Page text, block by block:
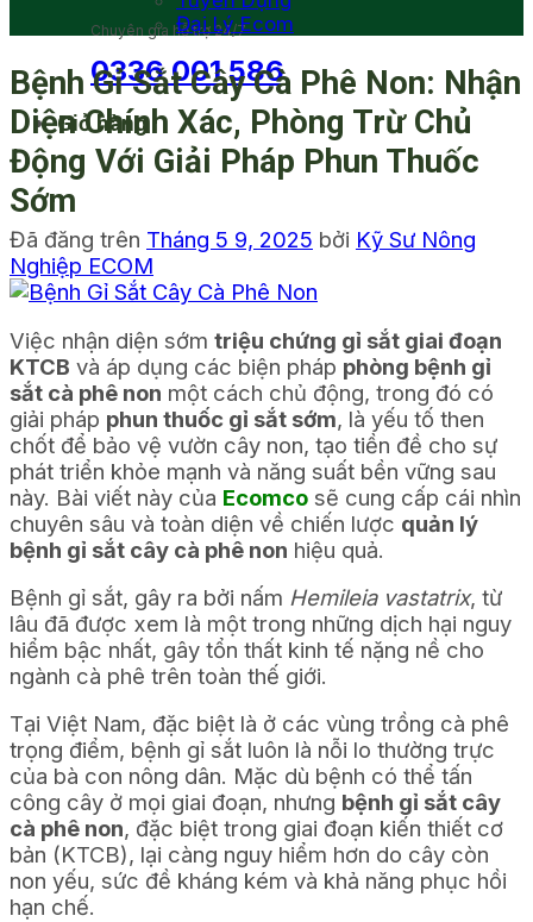
Chuyên gia hỗ trợ 24/7
0336 001 586
Giỏ hàng
Đại Lý Ecom
Bệnh Gỉ Sắt Cây Cà Phê Non: Nhận
Diện Chính Xác, Phòng Trừ Chủ
Động Với Giải Pháp Phun Thuốc
Sớm
Đã đăng trên Tháng 5 9, 2025 bởi Kỹ Sư Nông
Nghiệp ECOM
Việc nhận diện sớm triệu chứng gỉ sắt giai đoạn
KTCB và áp dụng các biện pháp phòng bệnh gỉ
sắt cà phê non một cách chủ động, trong đó có
giải pháp phun thuốc gỉ sắt sớm, là yếu tố then
chốt để bảo vệ vườn cây non, tạo tiền đề cho sự
phát triển khỏe mạnh và năng suất bền vững sau
này. Bài viết này của Ecomco sẽ cung cấp cái nhìn
chuyên sâu và toàn diện về chiến lược quản lý
bệnh gỉ sắt cây cà phê non hiệu quả.
Bệnh gỉ sắt, gây ra bởi nấm Hemileia vastatrix, từ
lâu đã được xem là một trong những dịch hại nguy
hiểm bậc nhất, gây tổn thất kinh tế nặng nề cho
ngành cà phê trên toàn thế giới.
Tại Việt Nam, đặc biệt là ở các vùng trồng cà phê
trọng điểm, bệnh gỉ sắt luôn là nỗi lo thường trực
của bà con nông dân. Mặc dù bệnh có thể tấn
công cây ở mọi giai đoạn, nhưng bệnh gỉ sắt cây
cà phê non, đặc biệt trong giai đoạn kiến thiết cơ
bản (KTCB), lại càng nguy hiểm hơn do cây còn
non yếu, sức đề kháng kém và khả năng phục hồi
hạn chế.